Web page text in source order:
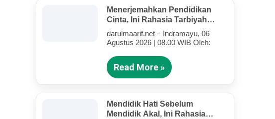
Menerjemahkan Pendidikan
Cinta, Ini Rahasia Tarbiyah
Rosululloh SAW Bagi Anak-
Anak Yang Terluka (Bagian IV)
darulmaarif.net – Indramayu, 06
Agustus 2026 | 08.00 WIB Oleh:
Read More »
Mendidik Hati Sebelum
Mendidik Akal, Ini Rahasia